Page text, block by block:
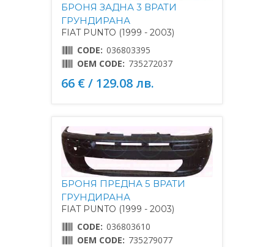
БРОНЯ ЗАДНА 3 ВРАТИ
ГРУНДИРАНА
FIAT PUNTO (1999 - 2003)
CODE: 036803395
OEM CODE: 735272037
66 € / 129.08 лв.
БРОНЯ ПРЕДНА 5 ВРАТИ
ГРУНДИРАНА
FIAT PUNTO (1999 - 2003)
CODE: 036803610
OEM CODE: 735279077